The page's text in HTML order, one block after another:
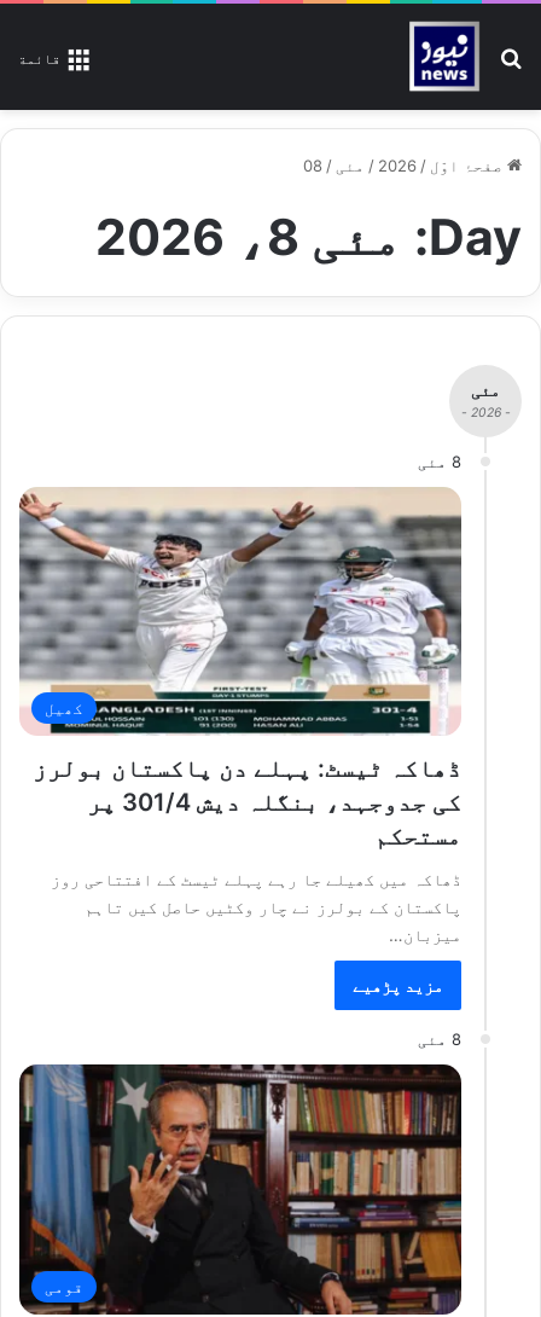
قائمة تلاش کیجیے
صفحۂ اوّل /
2026
/ مئی /
08
Day: مئی 8، 2026
مئی
- 2026 -
8 مئی
کھیل
ڈھاکہ ٹیسٹ: پہلے دن پاکستان بولرز
کی جدوجہد، بنگلہ دیش 301/4 پر
مستحکم
ڈھاکہ میں کھیلے جا رہے پہلے ٹیسٹ کے افتتاحی روز
پاکستان کے بولرز نے چار وکٹیں حاصل کیں تاہم
میزبان…
مزید پڑھیے
8 مئی
قومی